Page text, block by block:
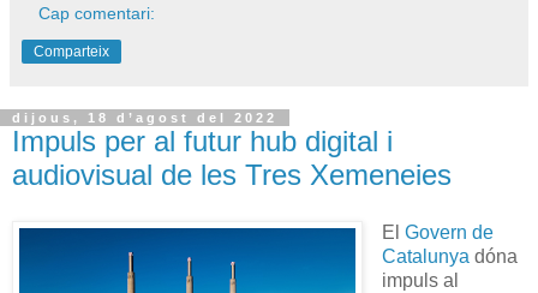
Cap comentari:
Comparteix
dijous, 18 d’agost del 2022
Impuls per al futur hub digital i
audiovisual de les Tres Xemeneies
El Govern de
Catalunya dóna
impuls al